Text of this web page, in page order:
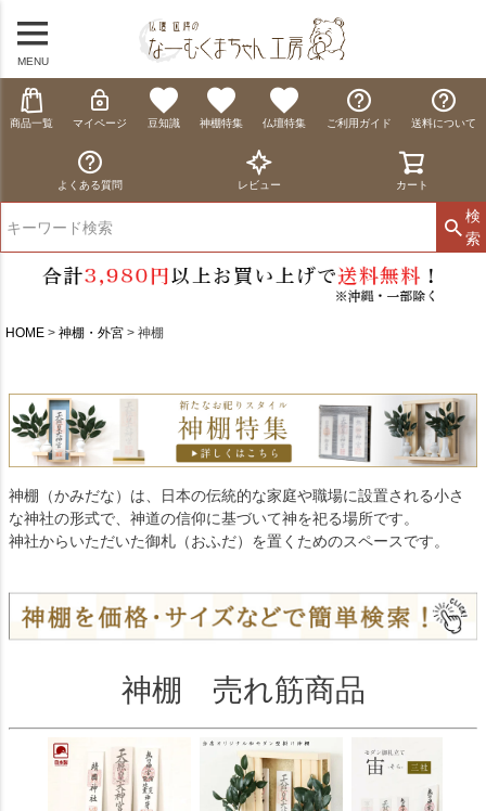
MENU
商品一覧 マイページ 豆知識 神棚特集 仏壇特集 ご利用ガイド 送料について
よくある質問 レビュー カート
検
索
HOME 神棚・外宮 神棚
神棚（かみだな）は、日本の伝統的な家庭や職場に設置される小さ
な神社の形式で、神道の信仰に基づいて神を祀る場所です。
神社からいただいた御札（おふだ）を置くためのスペースです。
神棚 売れ筋商品